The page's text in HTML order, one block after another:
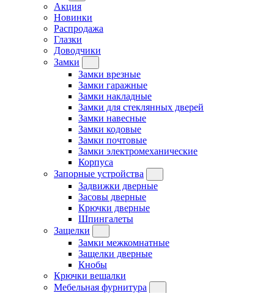
Акция
Новинки
Распродажа
Глазки
Доводчики
Замки
Замки врезные
Замки гаражные
Замки накладные
Замки для стеклянных дверей
Замки навесные
Замки кодовые
Замки почтовые
Замки электромеханические
Корпуса
Запорные устройства
Задвижки дверные
Засовы дверные
Крючки дверные
Шпингалеты
Защелки
Замки межкомнатные
Защелки дверные
Кнобы
Крючки вешалки
Мебельная фурнитура